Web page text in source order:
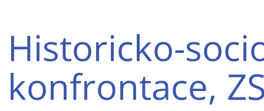
Historicko-
konfrontace,